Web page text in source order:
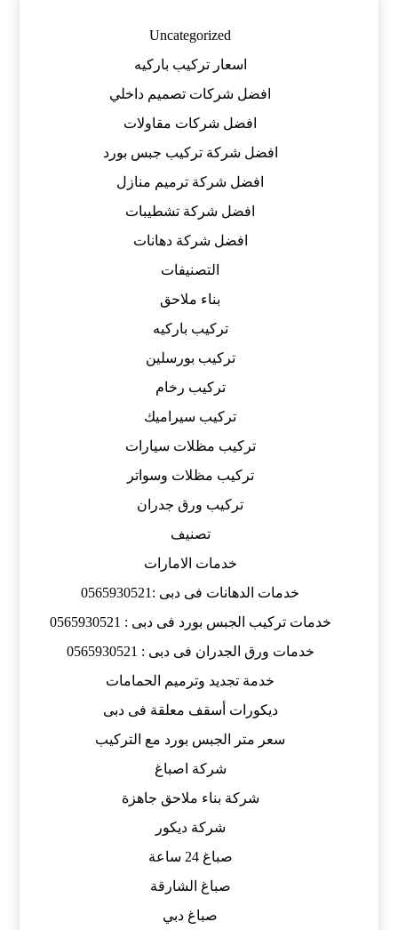
Uncategorized
اسعار تركيب باركيه
افضل شركات تصميم داخلي
افضل شركات مقاولات
افضل شركة تركيب جبس بورد
افضل شركة ترميم منازل
افضل شركة تشطيبات
افضل شركة دهانات
التصنيفات
بناء ملاحق
تركيب باركيه
تركيب بورسلين
تركيب رخام
تركيب سيراميك
تركيب مظلات سيارات
تركيب مظلات وسواتر
تركيب ورق جدران
تصنيف
خدمات الامارات
خدمات الدهانات فى دبى :0565930521
خدمات تركيب الجبس بورد فى دبى : 0565930521
خدمات ورق الجدران فى دبى : 0565930521
خدمة تجديد وترميم الحمامات
ديكورات أسقف معلقة فى دبى
سعر متر الجبس بورد مع التركيب
شركة اصباغ
شركة بناء ملاحق جاهزة
شركة ديكور
صباغ 24 ساعة
صباغ الشارقة
صباغ دبي